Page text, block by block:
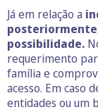
Já em relação a
possibilidade.
requerimento
família e
acesso. Em caso
entidades ou um